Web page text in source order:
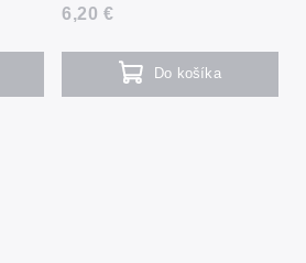
6,20 €
Do košíka